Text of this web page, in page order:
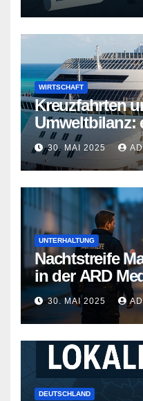
WIRTSCHAFT
Kreuzfahrten
Umweltbilanz:
Wege
30. MAI 2025
UNTERHALTUNG
Nachtstreife
in der ARD
30. MAI 2025
DEUTSCHLAND